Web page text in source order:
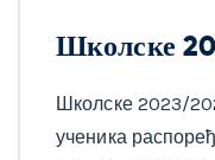
Школске
Школске 2023/
ученика